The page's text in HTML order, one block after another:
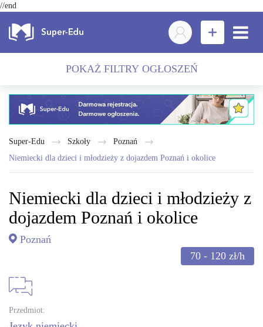
//end
POKAŻ FILTRY OGŁOSZEŃ
Super-Edu Szkoły
Poznań
Niemiecki dla dzieci i młodzieży z dojazdem Poznań i okolice
Niemiecki dla dzieci i młodzieży z
dojazdem Poznań i okolice
Poznań
70 - 120 zł/h
Przedmiot: